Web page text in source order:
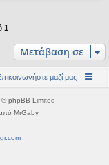
1
Μετάβαση σε
μαζί μας
phpBB Limited
MrGaby